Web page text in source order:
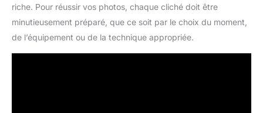
riche. Pour réussir vos photos, chaque cliché doit être
minutieusement préparé, que ce soit par le choix du moment,
de l’équipement ou de la technique appropriée.